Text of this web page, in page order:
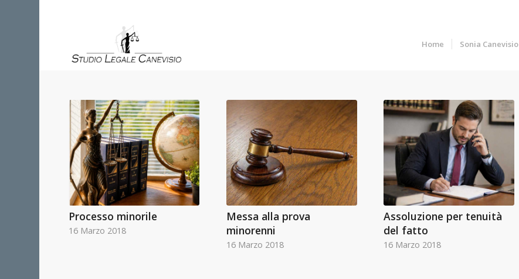
Home Sonia Canevisio
Processo minorile
16 Marzo 2018
Messa alla prova
minorenni
16 Marzo 2018
Assoluzione per tenuità
del fatto
16 Marzo 2018